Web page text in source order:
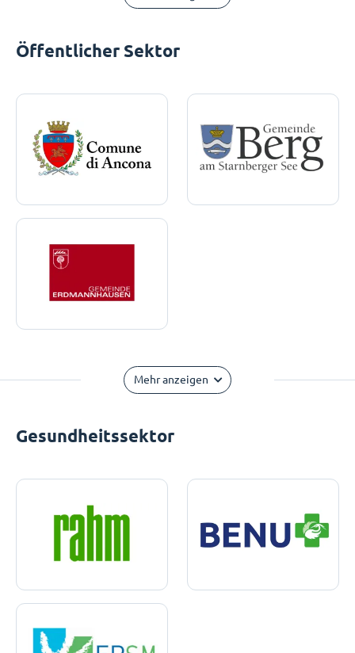
Öffentlicher Sektor
Mehr anzeigen
Gesundheitssektor